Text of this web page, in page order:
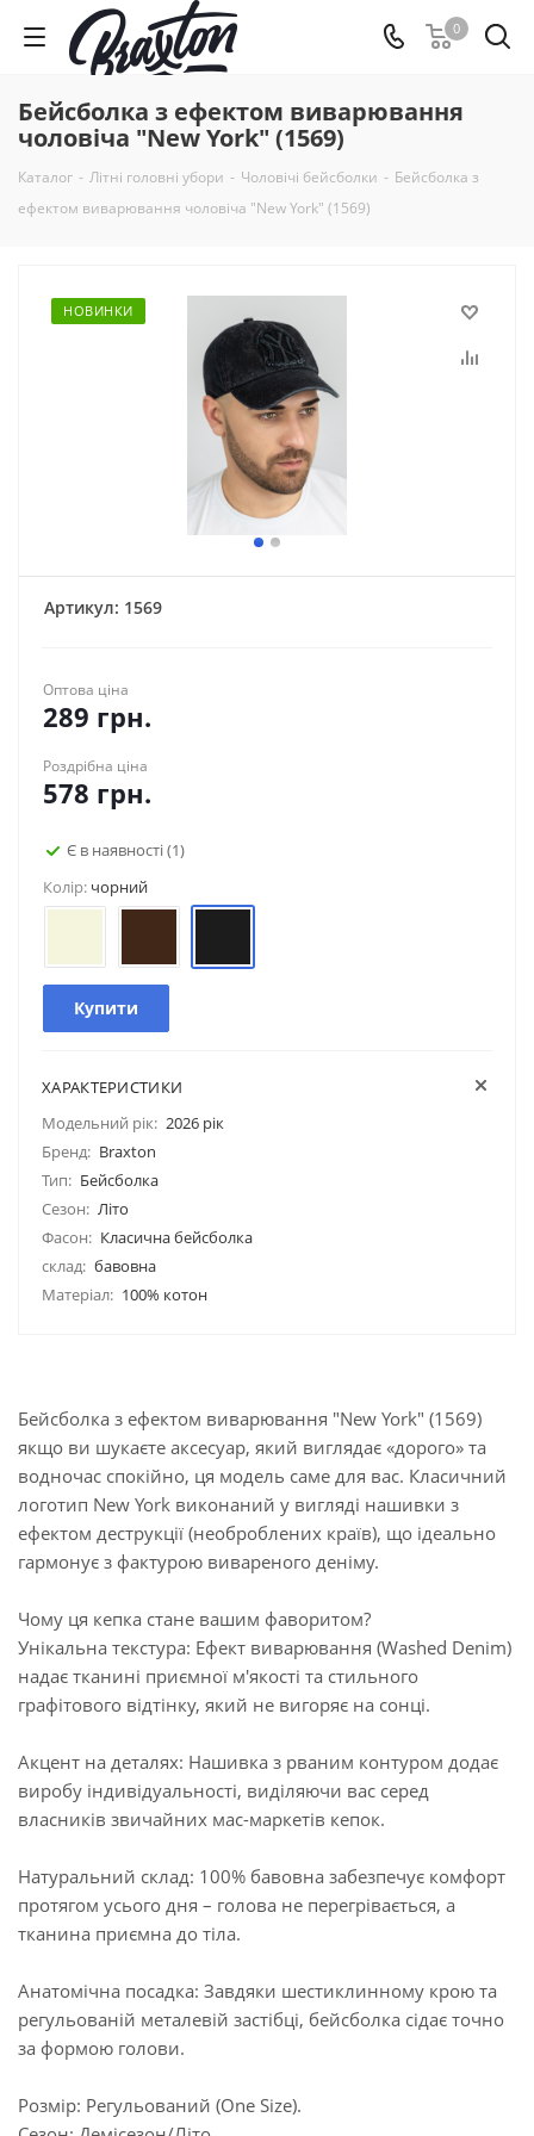
0
Бейсболка з ефектом виварювання
чоловіча "New York" (1569)
Каталог - Літні головні убори - Чоловічі бейсболки - Бейсболка з
ефектом виварювання чоловіча "New York" (1569)
НОВИНКИ
Артикул: 1569
Оптова ціна
289 грн.
Роздрібна ціна
578 грн.
Є в наявності(1)
Колір: чорний
Купити
ХАРАКТЕРИСТИКИ
Модельний рік: 2026 рік
Бренд: Braxton
Тип: Бейсболка
Сезон: Літо
Фасон: Класична бейсболка
склад: бавовна
Матеріал: 100% котон
Бейсболка з ефектом виварювання "New York" (1569)
якщо ви шукаєте аксесуар, який виглядає «дорого» та
водночас спокійно, ця модель саме для вас. Класичний
логотип New York виконаний у вигляді нашивки з
ефектом деструкції (необроблених країв), що ідеально
гармонує з фактурою вивареного деніму.
Чому ця кепка стане вашим фаворитом?
Унікальна текстура: Ефект виварювання (Washed Denim)
надає тканині приємної м'якості та стильного
графітового відтінку, який не вигоряє на сонці.
Акцент на деталях: Нашивка з рваним контуром додає
виробу індивідуальності, виділяючи вас серед
власників звичайних мас-маркетів кепок.
Натуральний склад: 100% бавовна забезпечує комфорт
протягом усього дня – голова не перегрівається, а
тканина приємна до тіла.
Анатомічна посадка: Завдяки шестиклинному крою та
регульованій металевій застібці, бейсболка сідає точно
за формою голови.
Розмір: Регульований (One Size).